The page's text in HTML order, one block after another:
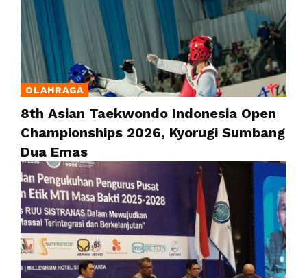
OLAHRAGA
8th Asian Taekwondo Indonesia Open
Championships 2026, Kyorugi Sumbang
Dua Emas